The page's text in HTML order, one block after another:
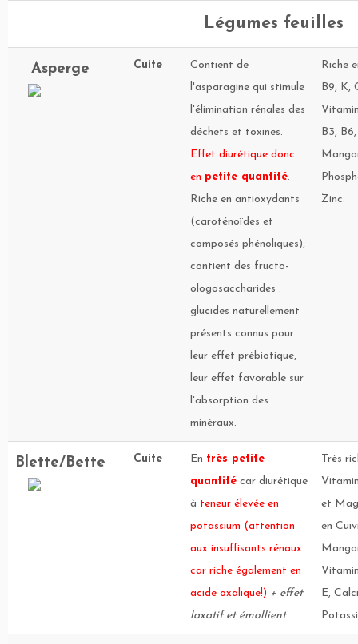
Légumes feuilles
Asperge Cuite
Contient de
l'asparagine qui stimule
l'élimination rénales des
déchets et toxines.
Effet diurétique donc
en petite quantité.
Riche en antioxydants
(caroténoïdes et
composés phénoliques),
contient des fructo-
ologosaccharides :
glucides naturellement
présents connus pour
leur effet prébiotique,
leur effet favorable sur
l'absorption des
minéraux.
Riche
B9, K,
B3,
Zinc.
Blette/Bette Cuite En très petite
quantité car diurétique
à teneur élevée en
potassium (attention
aux insuffisants rénaux
car riche également en
acide oxalique!) + effet
laxatif et émollient
Très
et
en
E,